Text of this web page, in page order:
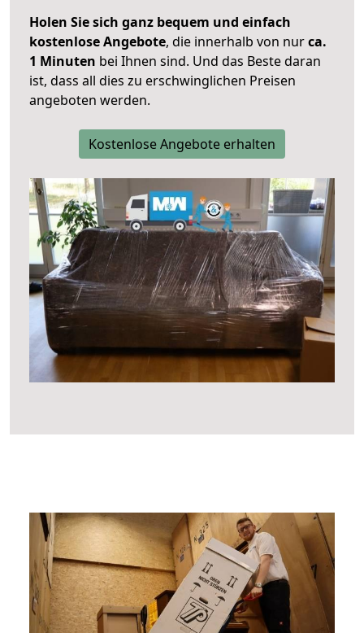
Holen Sie sich ganz bequem und einfach
kostenlose Angebote, die innerhalb von nurca.
1 Minuten bei Ihnen sind. Und das Beste daran
ist, dass all dies zu erschwinglichen Preisen
angeboten werden.
Kostenlose Angebote erhalten